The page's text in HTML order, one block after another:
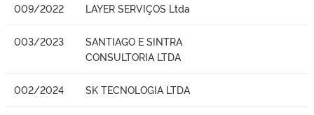
009/2022 LAYER SERVIÇOS Ltda
003/2023
SANTIAGO E SINTRA
CONSULTORIA LTDA
002/2024 SK TECNOLOGIA LTDA